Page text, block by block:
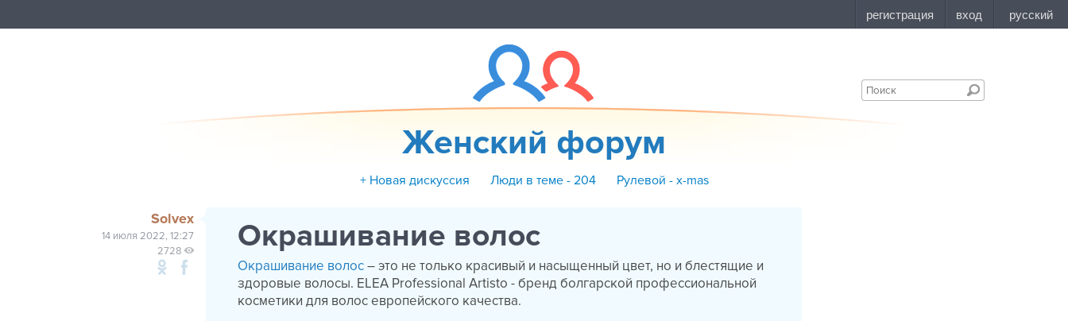
Женский форум
+ Новая дискуссия Люди в теме - 204 Рулевой - x-mas
Solvex
14 июля 2022, 12:27
2728
Окрашивание волос
Окрашивание волос– это не только красивый и насыщенный цвет, но и блестящие и
здоровые волосы. ELEA Professional Artisto - бренд болгарской профессиональной
косметики для волос европейского качества.